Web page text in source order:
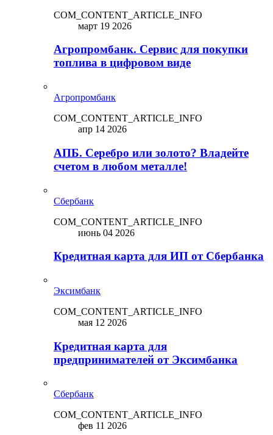
COM_CONTENT_ARTICLE_INFO
март 19 2026
Агропромбанк. Сервис для покупки
топлива в цифровом виде
Агропромбанк
COM_CONTENT_ARTICLE_INFO
апр 14 2026
АПБ. Серебро или золото? Владейте
счетом в любом металле!
Сбербанк
COM_CONTENT_ARTICLE_INFO
июнь 04 2026
Кредитная карта для ИП от Сбербанка
Эксимбанк
COM_CONTENT_ARTICLE_INFO
мая 12 2026
Кредитная карта для
предпринимателей от Эксимбанка
Сбербанк
COM_CONTENT_ARTICLE_INFO
фев 11 2026